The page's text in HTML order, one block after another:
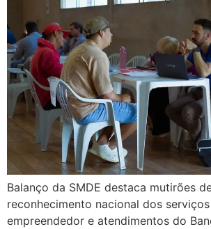
Balanço da SMDE destaca mutirões
reconhecimento nacional dos
empreendedor e atendimentos do